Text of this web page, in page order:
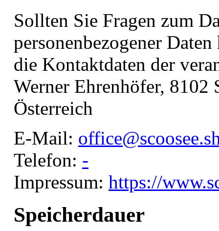
Sollten Sie Fragen zum
personenbezogener
die Kontaktdaten der
Werner Ehrenhöfer, 8102
Österreich
E-Mail:
Telefon: -
Impressum: https://
Speicherdauer